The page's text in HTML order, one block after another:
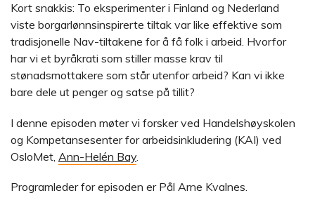
Kort snakkis: To eksperimenter i Finland og Nederland
viste borgarlønnsinspirerte tiltak var like effektive som
tradisjonelle Nav-tiltakene for å få folk i arbeid. Hvorfor
har vi et byråkrati som stiller masse krav til
stønadsmottakere som står utenfor arbeid? Kan vi ikke
bare dele ut penger og satse på tillit?
I denne episoden møter vi forsker ved Handelshøyskolen
og Kompetansesenter for arbeidsinkludering (KAI) ved
OsloMet, Ann-Helén Bay.
Programleder for episoden er Pål Arne Kvalnes.